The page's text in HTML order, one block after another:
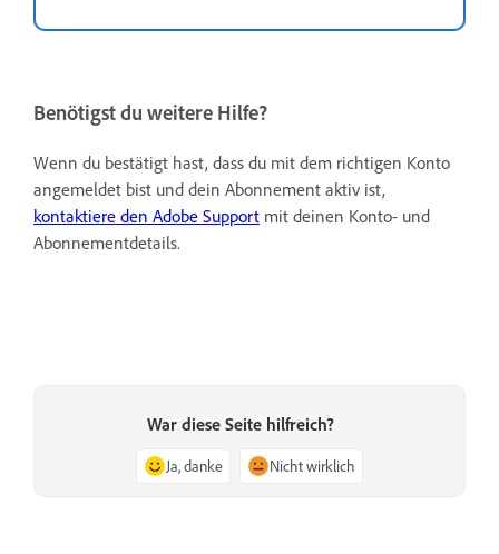
Benötigst du weitere Hilfe?
Wenn du bestätigt hast, dass du mit dem richtigen Konto
angemeldet bist und dein Abonnement aktiv ist,
kontaktiere den Adobe Support mit deinen Konto- und
Abonnementdetails.
War diese Seite hilfreich?
Ja, danke Nicht wirklich